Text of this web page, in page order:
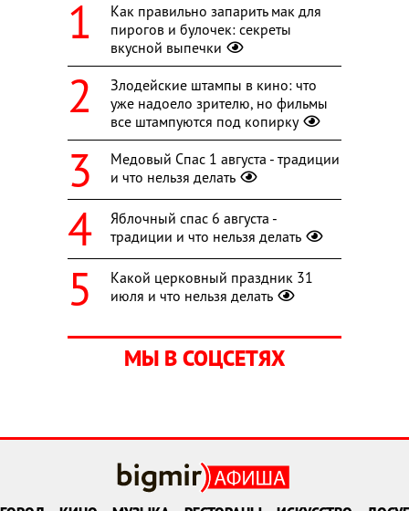
Как правильно запарить мак для
пирогов и булочек: секреты
вкусной выпечки
Злодейские штампы в кино: что
уже надоело зрителю, но фильмы
все штампуются под копирку
Медовый Спас 1 августа - традиции
и что нельзя делать
Яблочный спас 6 августа -
традиции и что нельзя делать
Какой церковный праздник 31
июля и что нельзя делать
МЫ В СОЦСЕТЯХ